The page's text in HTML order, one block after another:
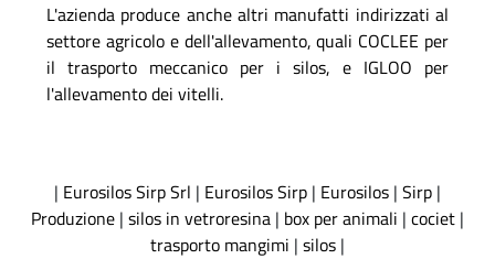
L'azienda produce anche altri manufatti indirizzati al
settore agricolo e dell'allevamento, quali COCLEE per
il trasporto meccanico per i silos, e IGLOO per
l'allevamento dei vitelli.
| Eurosilos Sirp Srl | Eurosilos Sirp | Eurosilos | Sirp |
Produzione | silos in vetroresina | box per animali | cociet |
trasporto mangimi | silos |